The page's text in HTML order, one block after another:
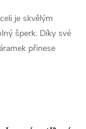
je skvělým
šperk. Díky své
přinese